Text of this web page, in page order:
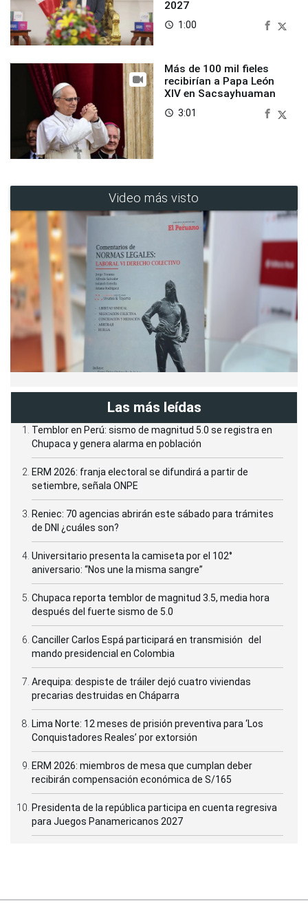
2027
access_time 1:00
Más de 100 mil fieles
recibirían a Papa León
XIV en Sacsayhuaman
access_time 3:01
Video más visto
Las más leídas
Temblor en Perú: sismo de magnitud 5.0 se registra en
Chupaca y genera alarma en población
ERM 2026: franja electoral se difundirá a partir de
setiembre, señala ONPE
Reniec: 70 agencias abrirán este sábado para trámites
de DNI ¿cuáles son?
Universitario presenta la camiseta por el 102°
aniversario: “Nos une la misma sangre”
Chupaca reporta temblor de magnitud 3.5, media hora
después del fuerte sismo de 5.0
Canciller Carlos Espá participará en transmisión del
mando presidencial en Colombia
Arequipa: despiste de tráiler dejó cuatro viviendas
precarias destruidas en Cháparra
Lima Norte: 12 meses de prisión preventiva para ‘Los
Conquistadores Reales’ por extorsión
ERM 2026: miembros de mesa que cumplan deber
recibirán compensación económica de S/165
Presidenta de la república participa en cuenta regresiva
para Juegos Panamericanos 2027